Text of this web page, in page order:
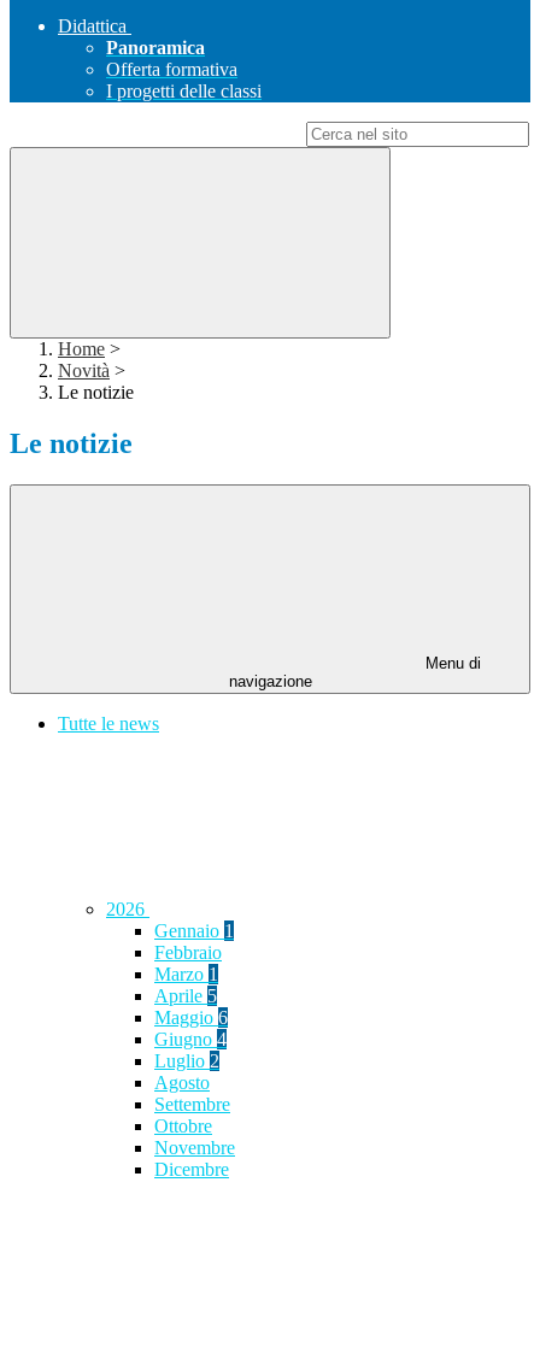
Didattica
Panoramica
Offerta formativa
I progetti delle classi
Home >
Novità >
Le notizie
Le notizie
Menu di
navigazione
Tutte le news
2026
Gennaio 1
Febbraio
Marzo 1
Aprile 5
Maggio 6
Giugno 4
Luglio 2
Agosto
Settembre
Ottobre
Novembre
Dicembre